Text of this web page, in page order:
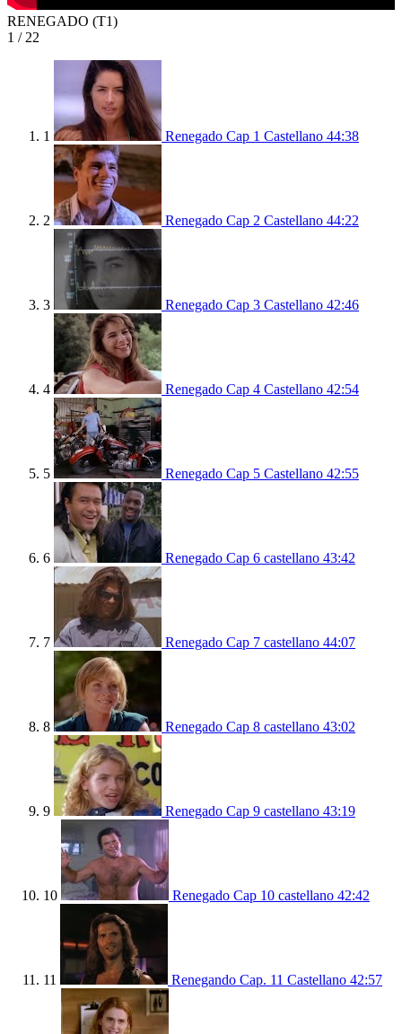
RENEGADO (T1)
1 / 22
1 Renegado Cap 1 Castellano 44:38
2 Renegado Cap 2 Castellano 44:22
3 Renegado Cap 3 Castellano 42:46
4 Renegado Cap 4 Castellano 42:54
5 Renegado Cap 5 Castellano 42:55
6 Renegado Cap 6 castellano 43:42
7 Renegado Cap 7 castellano 44:07
8 Renegado Cap 8 castellano 43:02
9 Renegado Cap 9 castellano 43:19
10 Renegado Cap 10 castellano 42:42
11 Renegando Cap. 11 Castellano 42:57